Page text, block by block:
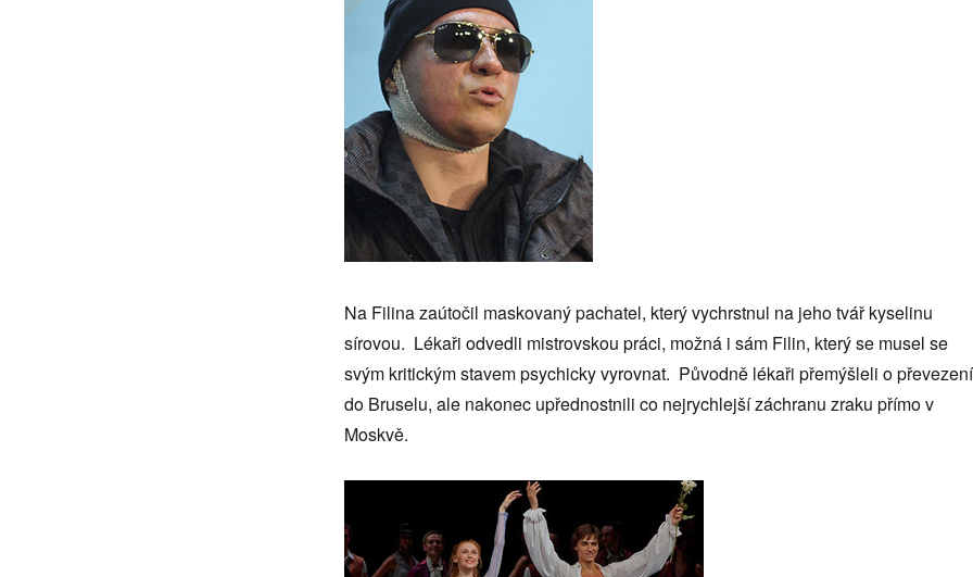
Na Filina zaútočil maskovaný pachatel, který vychrstnul na jeho tvář kyselinu
sírovou. Lékaři odvedli mistrovskou práci, možná i sám Filin, který se musel se
svým kritickým stavem psychicky vyrovnat. Původně lékaři přemýšleli o převezení
do Bruselu, ale nakonec upřednostnili co nejrychlejší záchranu zraku přímo v
Moskvě.